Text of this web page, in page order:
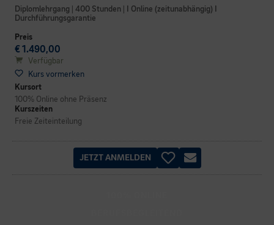
Spanisch
Weitere Sprachen
Studiengänge
Öffentliche Auftraggeber
Pflichtschulabschluss
Unsere Campusbereiche
Pflegeassistenz & Pflegefachassistenz
Diplomlehrgang | 400 Stunden | I Online (zeitunabhängig) I
Durchführungsgarantie
Preis
€ 1.490,00
Verfügbar
Kurs vormerken
Kursort
100% Online ohne Präsenz
Kurszeiten
Freie Zeiteinteilung
JETZT ANMELDEN